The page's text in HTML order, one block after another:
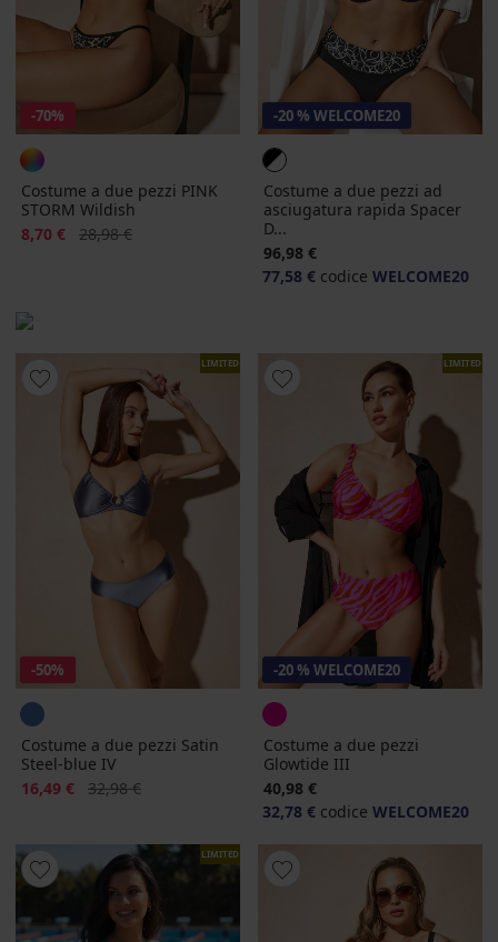
-70%
Costume a due pezzi PINK
STORM Wildish
Sconto
8,70 € Prezzo originale
28,98 €
-20 % WELCOME20
Costume a due pezzi ad
asciugatura rapida Spacer
D...
96,98 €
77,58 € codice WELCOME20
LIMITED
-50%
Costume a due pezzi Satin
Steel-blue IV
Sconto
16,49 € Prezzo originale
32,98 €
LIMITED
-20 % WELCOME20
Costume a due pezzi
Glowtide III
40,98 €
32,78 € codice WELCOME20
LIMITED